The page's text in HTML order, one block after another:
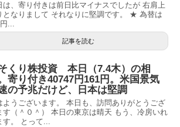
は、寄り付きは前日比マイナスでしたが 右肩上
となりまして それなりに堅調です。 ★ 為替は
...
記事を読む
くり株投資 本日（7.4木）の相
寄り付き40747円161円。米国景気
の予兆だけど、日本は堅調
ようございます。 本日も、訪問ありがとうござ
す（＾０＾） 本日の東京は晴天 もう、冷房いれ
す。 とって...